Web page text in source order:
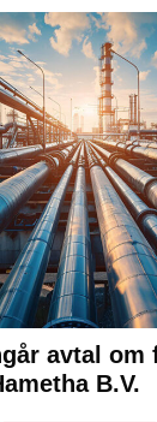
avtal
B.V.